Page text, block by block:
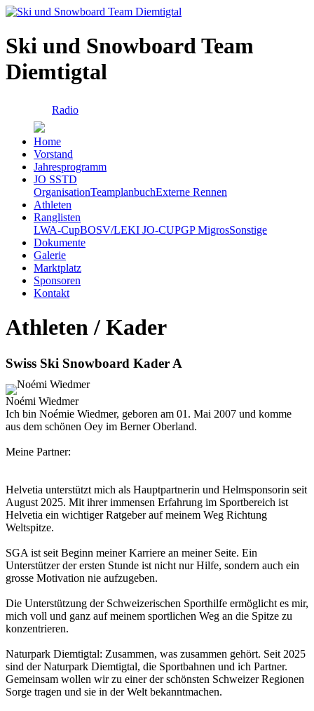
Ski und Snowboard Team
Diemtigtal
Radio
Home
Vorstand
Jahresprogramm
JO SSTD
OrganisationTeamplanbuchExterne Rennen
Athleten
Ranglisten
LWA-CupBOSV/LEKI JO-CUPGP MigrosSonstige
Dokumente
Galerie
Marktplatz
Sponsoren
Kontakt
Athleten / Kader
Swiss Ski Snowboard Kader A
Noémi Wiedmer
Ich bin Noémie Wiedmer, geboren am 01. Mai 2007 und komme
aus dem schönen Oey im Berner Oberland.
Meine Partner:
Helvetia unterstützt mich als Hauptpartnerin und Helmsponsorin seit
August 2025. Mit ihrer immensen Erfahrung im Sportbereich ist
Helvetia ein wichtiger Ratgeber auf meinem Weg Richtung
Weltspitze.
SGA ist seit Beginn meiner Karriere an meiner Seite. Ein
Unterstützer der ersten Stunde ist nicht nur Hilfe, sondern auch ein
grosse Motivation nie aufzugeben.
Die Unterstützung der Schweizerischen Sporthilfe ermöglicht es mir,
mich voll und ganz auf meinem sportlichen Weg an die Spitze zu
konzentrieren.
Naturpark Diemtigtal: Zusammen, was zusammen gehört. Seit 2025
sind der Naturpark Diemtigtal, die Sportbahnen und ich Partner.
Gemeinsam wollen wir zu einer der schönsten Schweizer Regionen
Sorge tragen und sie in der Welt bekanntmachen.